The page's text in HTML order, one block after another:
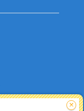
×